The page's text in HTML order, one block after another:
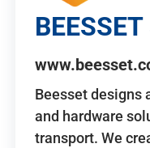
Beesset designs
and hardware
transport. We